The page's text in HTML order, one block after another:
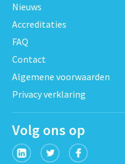
Nieuws
Accreditaties
FAQ
Contact
Algemene voorwaarden
Privacy verklaring
Volg ons op